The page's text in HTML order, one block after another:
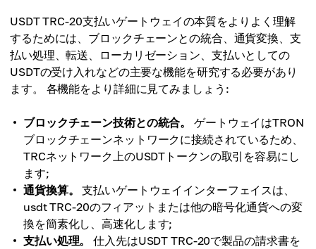
USDT TRC-20支払いゲートウェイの本質をよりよく理解
するためには、ブロックチェーンとの統合、通貨変換、支
払い処理、転送、ローカリゼーション、支払いとしての
USDTの受け入れなどの主要な機能を研究する必要があり
ます。 各機能をより詳細に見てみましょう:
ブロックチェーン技術との統合。
ゲートウェイはTRON
ブロックチェーンネットワークに接続されているため、
TRCネットワーク上のUSDTトークンの取引を容易にし
ます;
通貨換算。
支払いゲートウェイインターフェイスは、
usdt TRC-20のフィアットまたは他の暗号化通貨への変
換を簡素化し、高速化します;
支払い処理。
仕入先はUSDT TRC-20で製品の請求書を